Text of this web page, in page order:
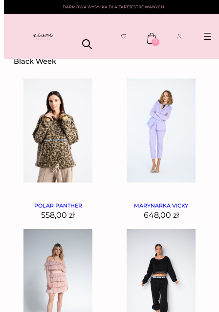
DARMOWA WYSYŁKA DLA ZAREJESTROWANYCH
0
—— BLACK WEEK
Black Week
POLAR PANTHER
558,00 zł
MARYNARKA VICKY
648,00 zł